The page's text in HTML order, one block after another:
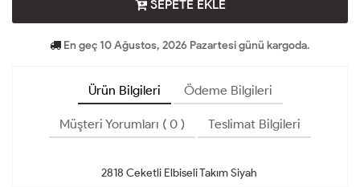
SEPETE EKLE
En geç 10 Ağustos, 2026 Pazartesi günü kargoda.
Ürün Bilgileri Ödeme Bilgileri
Müşteri Yorumları ( 0 ) Teslimat Bilgileri